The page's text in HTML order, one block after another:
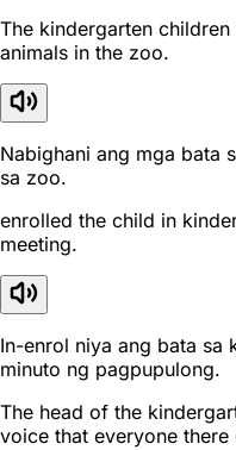
The kindergarten
animals in the zoo.
Nabighani ang mga bata
sa zoo.
enrolled the child in
meeting.
In-enrol niya ang bata sa
minuto ng pagpupulong.
The head of the
voice that everyone there